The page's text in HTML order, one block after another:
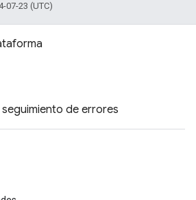
07-23 (UTC)
de errores